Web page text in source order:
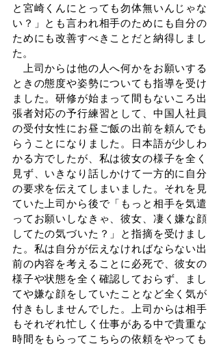
と宮崎くんにとっても勿体無いんじゃな
い？」とも言われ相手のためにも自分の
ためにも改善すべきことだと納得しまし
た。
上司からは他の人へ何かをお願いする
ときの態度や姿勢についても指導を受け
ました。研修が始まって間もないころ出
張者対応の予行練習として、中国人社員
の受付女性にお昼ご飯の出前を頼んでも
らうことになりました。日本語が少しわ
かる方でしたが、私は彼女の様子を全く
見ず、いきなり話しかけて一方的に自分
の要求を伝えてしまいました。それを見
ていた上司から後で「もっと相手を気遣
ってお願いしなきゃ、彼女、凄く嫌な顔
してたの気づいた？」と指摘を受けまし
た。私は自分が伝えなければならない出
前の内容を考えることに必死で、彼女の
様子や状態を全く確認しておらず、まし
てや嫌な顔をしていたことなど全く気が
付きもしませんでした。上司からは相手
もそれぞれ忙しく仕事がある中で貴重な
時間をもらってこちらの依頼をやっても